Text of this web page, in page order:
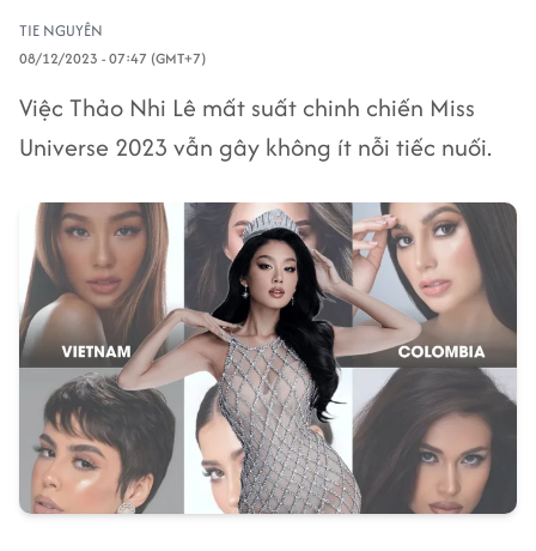
TIE NGUYÊN
08/12/2023 - 07:47 (GMT+7)
Việc Thảo Nhi Lê mất suất chinh chiến Miss
Universe 2023 vẫn gây không ít nỗi tiếc nuối.